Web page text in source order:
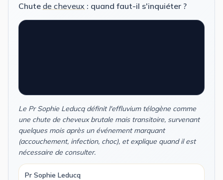
Chute de cheveux : quand faut-il s'inquiéter ?
Le Pr Sophie Leducq définit l'effluvium télogène comme
une chute de cheveux brutale mais transitoire, survenant
quelques mois après un événement marquant
(accouchement, infection, choc), et explique quand il est
nécessaire de consulter.
Pr Sophie Leducq